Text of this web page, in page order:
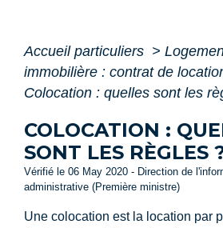
Accueil particuliers >
immobilière : contrat de
Colocation : quelles sont les
COLOCATION :
SONT LES RÈGLES
Vérifié le 06 May 2020 - Direction de
administrative (Première ministre)
Une colocation est la location par